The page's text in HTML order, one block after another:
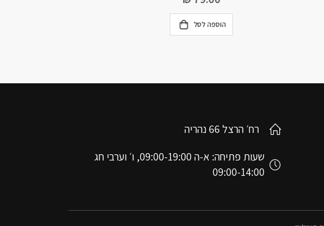
רח׳ הרצל 66 נהריה
שעות פתיחה: א-ה 09:00-19:00, ו׳ וערבי חג
09:00-14:00